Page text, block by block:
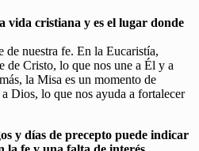
vida cristiana y es el lugar donde
de nuestra fe. En la Eucaristía,
de Cristo, lo que nos une a Él y a
la Misa es un momento de
Dios, lo que nos ayuda a fortalecer
y días de precepto puede indicar